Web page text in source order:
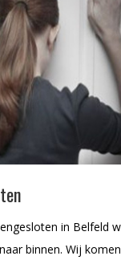
in Belfeld
binnen. Wij